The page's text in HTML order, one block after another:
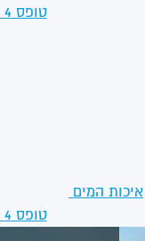
טופס 4
איכות המים
טופס 4